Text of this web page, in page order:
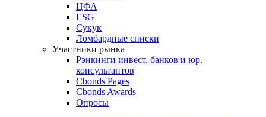
ЦФА
ESG
Сукук
Ломбардные списки
Участники рынка
Рэнкинги инвест. банков и юр.
консультантов
Cbonds Pages
Cbonds Awards
Опросы